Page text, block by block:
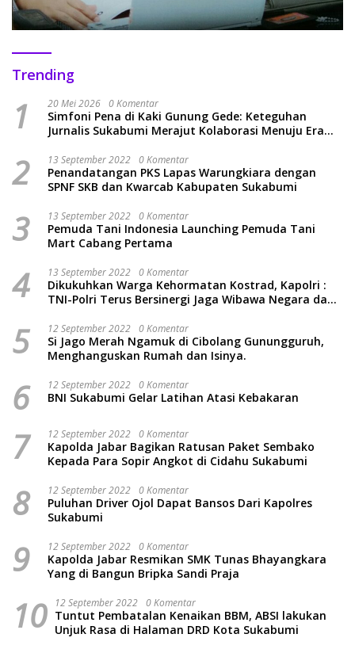
Trending
1 20 Mei 2026 0 Komentar
Simfoni Pena di Kaki Gunung Gede: Keteguhan
Jurnalis Sukabumi Merajut Kolaborasi Menuju Era
2 13 September 2022 0 Komentar
Penandatangan PKS Lapas Warungkiara dengan
SPNF SKB dan Kwarcab Kabupaten Sukabumi
3 13 September 2022 0 Komentar
Pemuda Tani Indonesia Launching Pemuda Tani
Mart Cabang Pertama
4 13 September 2022 0 Komentar
Dikukuhkan Warga Kehormatan Kostrad, Kapolri :
TNI-Polri Terus Bersinergi Jaga Wibawa Negara dan
5 12 September 2022 0 Komentar
Si Jago Merah Ngamuk di Cibolang Gunungguruh,
Menghanguskan Rumah dan Isinya.
6 12 September 2022 0 Komentar
BNI Sukabumi Gelar Latihan Atasi Kebakaran
7 12 September 2022 0 Komentar
Kapolda Jabar Bagikan Ratusan Paket Sembako
Kepada Para Sopir Angkot di Cidahu Sukabumi
8 12 September 2022 0 Komentar
Puluhan Driver Ojol Dapat Bansos Dari Kapolres
Sukabumi
9 12 September 2022 0 Komentar
Kapolda Jabar Resmikan SMK Tunas Bhayangkara
Yang di Bangun Bripka Sandi Praja
10 12 September 2022 0 Komentar
Tuntut Pembatalan Kenaikan BBM, ABSI lakukan
Unjuk Rasa di Halaman DRD Kota Sukabumi